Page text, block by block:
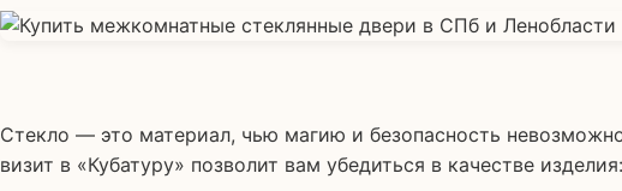
Стекло — это материал, чью магию и безопасность
визит в «Кубатуру» позволит вам убедиться в качестве изделия: